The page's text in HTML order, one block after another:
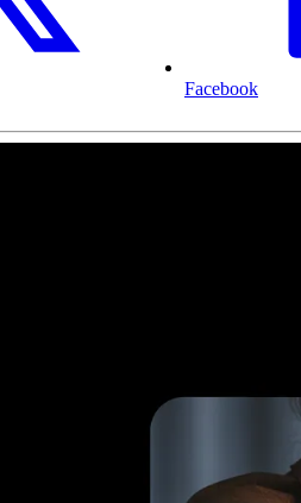
Facebook